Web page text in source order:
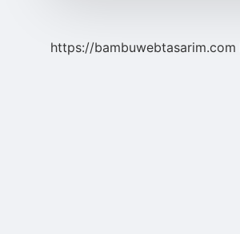
https://bambuwebtasarim.com